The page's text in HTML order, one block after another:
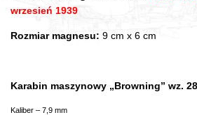
wrzesień 1939
Rozmiar magnesu: 9 cm x 6 cm
Karabin maszynowy „Browning” wz. 28
Kaliber – 7,9 mm